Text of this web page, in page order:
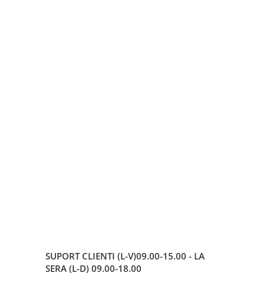
SUPORT CLIENTI (L-V)09.00-15.00 - LA
SERA (L-D) 09.00-18.00